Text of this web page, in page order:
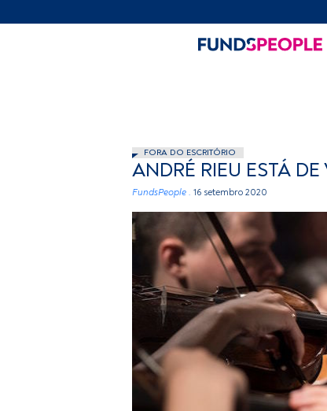
FORA DO ESCRITÓRIO
ANDRÉ RIEU ESTÁ
FundsPeople . 16 setembro 2020